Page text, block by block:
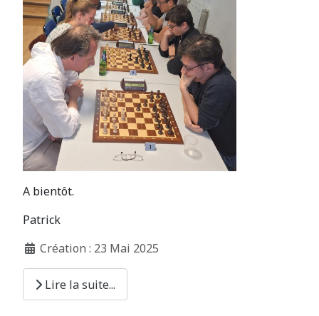
A bientôt.
Patrick
Création : 23 Mai 2025
Lire la suite...